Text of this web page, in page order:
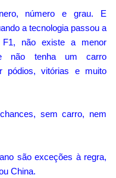
número e grau. E
a tecnologia passou a
F1, não existe a menor
não tenha um carro
pódios, vitórias e muito
sem carro, nem
são exceções à regra,
China.